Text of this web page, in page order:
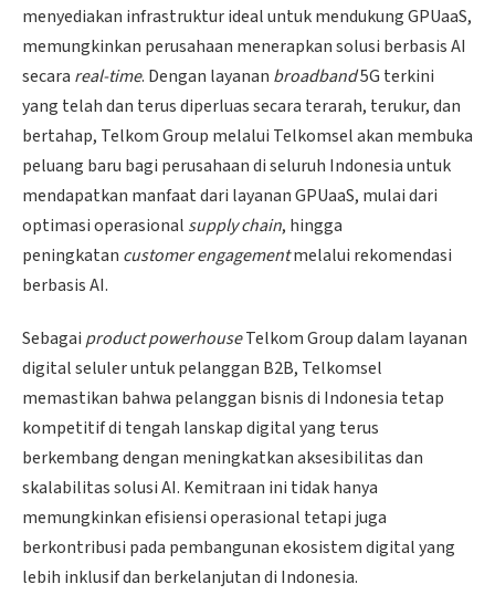
menyediakan infrastruktur ideal untuk mendukung GPUaaS,
memungkinkan perusahaan menerapkan solusi berbasis AI
secara real-time. Dengan layanan broadband5G terkini
yang telah dan terus diperluas secara terarah, terukur, dan
bertahap, Telkom Group melalui Telkomsel akan membuka
peluang baru bagi perusahaan di seluruh Indonesia untuk
mendapatkan manfaat dari layanan GPUaaS, mulai dari
optimasi operasional supply chain, hingga
peningkatan customer engagementmelalui rekomendasi
berbasis AI.
Sebagai product powerhouseTelkom Group dalam layanan
digital seluler untuk pelanggan B2B, Telkomsel
memastikan bahwa pelanggan bisnis di Indonesia tetap
kompetitif di tengah lanskap digital yang terus
berkembang dengan meningkatkan aksesibilitas dan
skalabilitas solusi AI. Kemitraan ini tidak hanya
memungkinkan efisiensi operasional tetapi juga
berkontribusi pada pembangunan ekosistem digital yang
lebih inklusif dan berkelanjutan di Indonesia.